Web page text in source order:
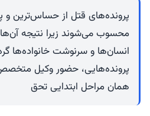
پرونده‌های قتل از حساس‌ترین و
محسوب می‌شوند زیرا نتیجه
انسان‌ها و سرنوشت خانواده‌ها
پرونده‌هایی، حضور وکیل
همان مراحل ابتدایی تحق